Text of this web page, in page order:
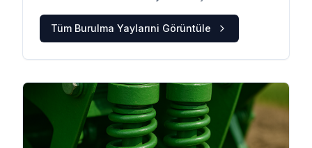
Tüm Burulma Yaylarıni Görüntüle